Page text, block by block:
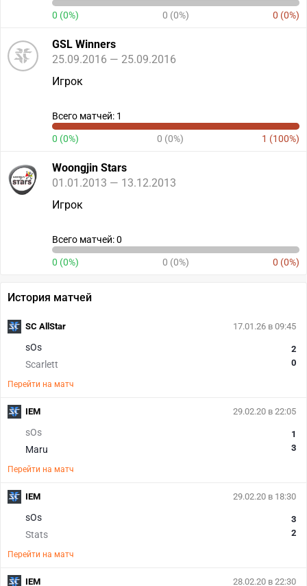
0 (0%) 0 (0%) 0 (0%)
GSL Winners
25.09.2016 — 25.09.2016
Игрок
Всего матчей: 1
0 (0%) 0 (0%) 1 (100%)
Woongjin Stars
01.01.2013 — 13.12.2013
Игрок
Всего матчей: 0
0 (0%) 0 (0%) 0 (0%)
История матчей
17.01.26 в 09:45
sOs
Scarlett
2
0
Перейти на матч
SC AllStar
29.02.20 в 22:05
sOs
Maru
1
3
Перейти на матч
IEM
29.02.20 в 18:30
sOs
Stats
3
2
Перейти на матч
IEM
28.02.20 в 22:30
IEM